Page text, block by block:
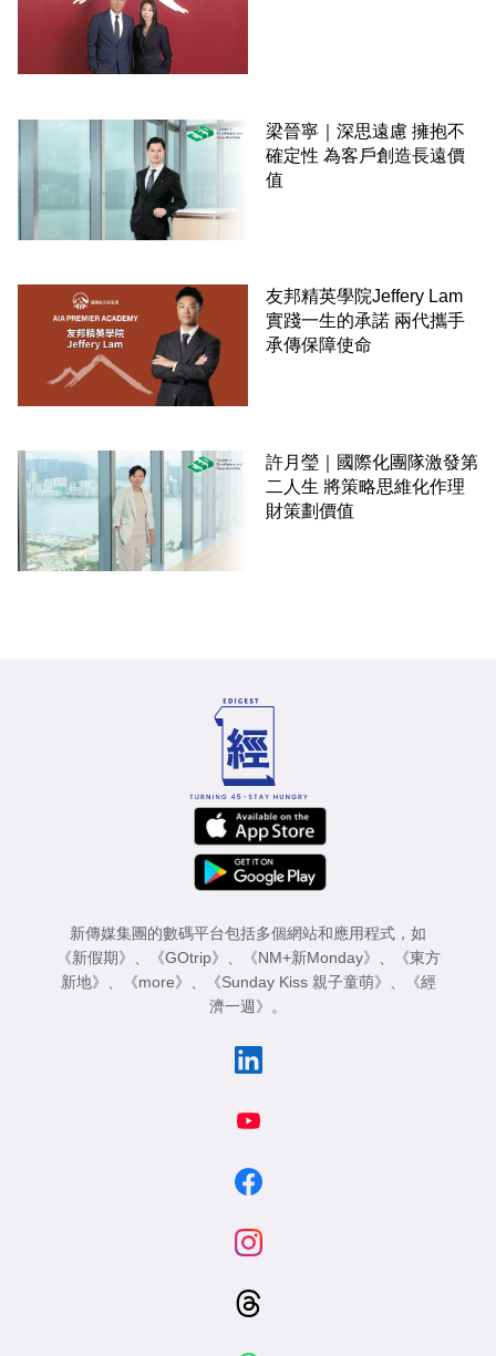
梁晉寧｜深思遠慮 擁抱不
確定性 為客戶創造長遠價
值
友邦精英學院Jeffery Lam
實踐一生的承諾 兩代攜手
承傳保障使命
許月瑩｜國際化團隊激發第
二人生 將策略思維化作理
財策劃價值
新傳媒集團的數碼平台包括多個網站和應用程式，如
《新假期》
《GOtrip》 《NM+新Monday》
《東方
新地》
《more》 《Sunday Kiss 親子童萌》
《經
濟一週》
。